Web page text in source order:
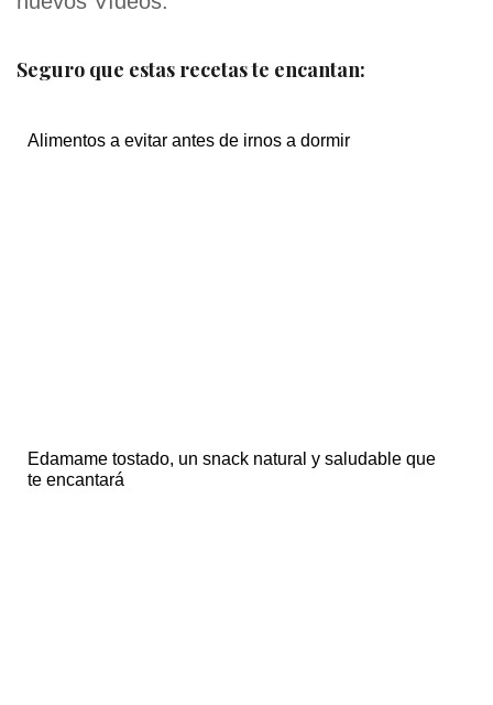
Seguro que estas recetas te encantan:
Alimentos a evitar antes de irnos a dormir
Edamame tostado, un snack natural y saludable que
te encantará